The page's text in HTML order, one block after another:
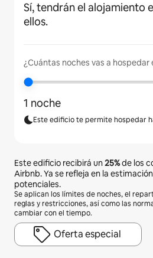
Sí, tendrán el alojamiento
ellos.
¿Cuántas noches vas a hospedar
1 noche
Este edificio te permite hospedar
Este edificio recibirá un25%de los
Airbnb. Ya se refleja en la
potenciales.
Se aplican los límites de noches, el
reglas y restricciones, así como las
cambiar con el tiempo.
Oferta especial